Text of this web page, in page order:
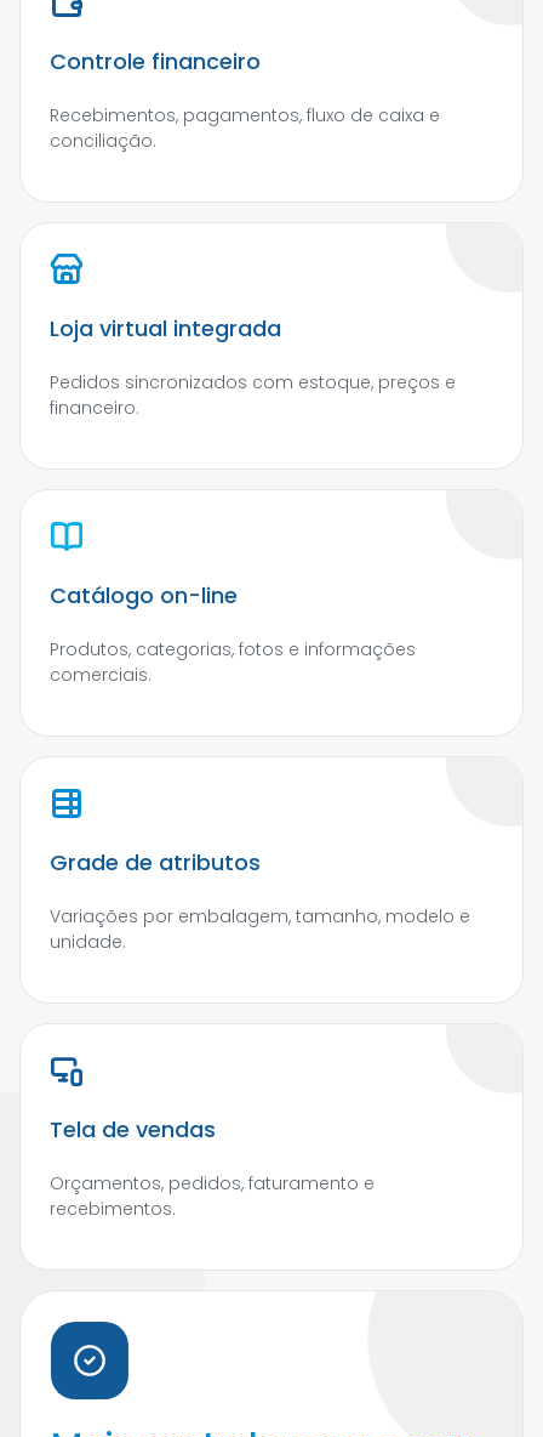
Controle financeiro
Recebimentos, pagamentos, fluxo de caixa e
conciliação.
Loja virtual integrada
Pedidos sincronizados com estoque, preços e
financeiro.
Catálogo on-line
Produtos, categorias, fotos e informações
comerciais.
Grade de atributos
Variações por embalagem, tamanho, modelo e
unidade.
Tela de vendas
Orçamentos, pedidos, faturamento e
recebimentos.